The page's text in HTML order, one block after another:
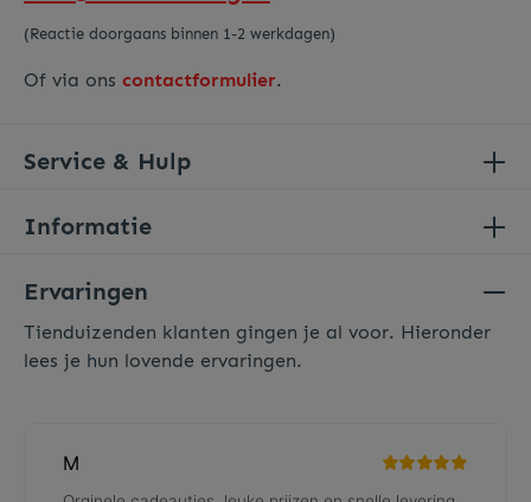
Ervaringen
Tienduizenden klanten gingen je al voor. Hieronder
lees je hun lovende ervaringen.
(Reactie doorgaans binnen 1-2 werkdagen)
Of via ons contactformulier.
Service & Hulp
Informatie